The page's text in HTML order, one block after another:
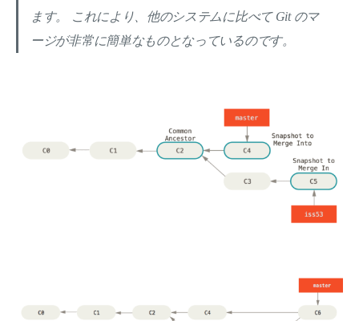
ます。 これにより、他のシステムに比べて Git のマ
ージが非常に簡単なものとなっているのです。